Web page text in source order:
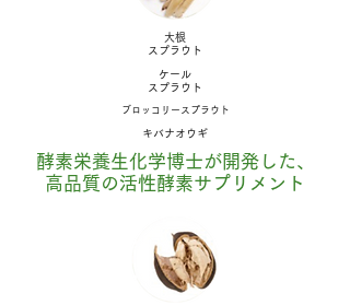
大根
スプラウト
ケール
スプラウト
ブロッコリースプラウト
キバナオウギ
酵素栄養生化学博士が開発した、
高品質の活性酵素サプリメント